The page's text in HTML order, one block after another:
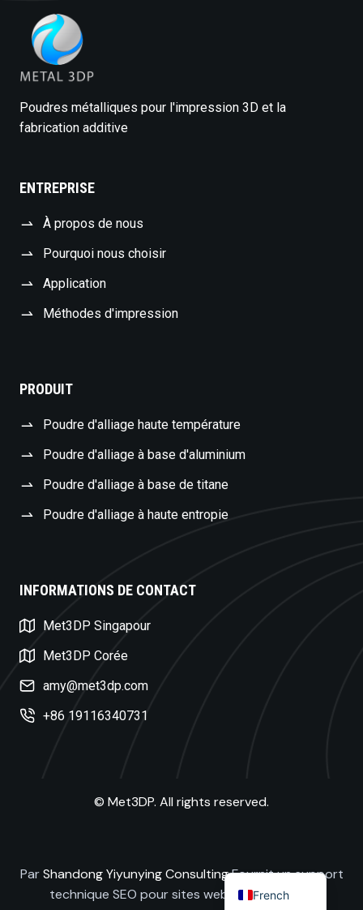
Poudres métalliques pour l'impression 3D et la
fabrication additive
ENTREPRISE
À propos de nous
Pourquoi nous choisir
Application
Méthodes d'impression
PRODUIT
Poudre d'alliage haute température
Poudre d'alliage à base d'aluminium
Poudre d'alliage à base de titane
Poudre d'alliage à haute entropie
INFORMATIONS DE CONTACT
Met3DP Singapour
Met3DP Corée
amy@met3dp.com
+86 19116340731
© Met3DP. All rights reserved.
ParShandong Yiyunying ConsultingFournit un support
technique SEO pour sites web indépendants
French
English